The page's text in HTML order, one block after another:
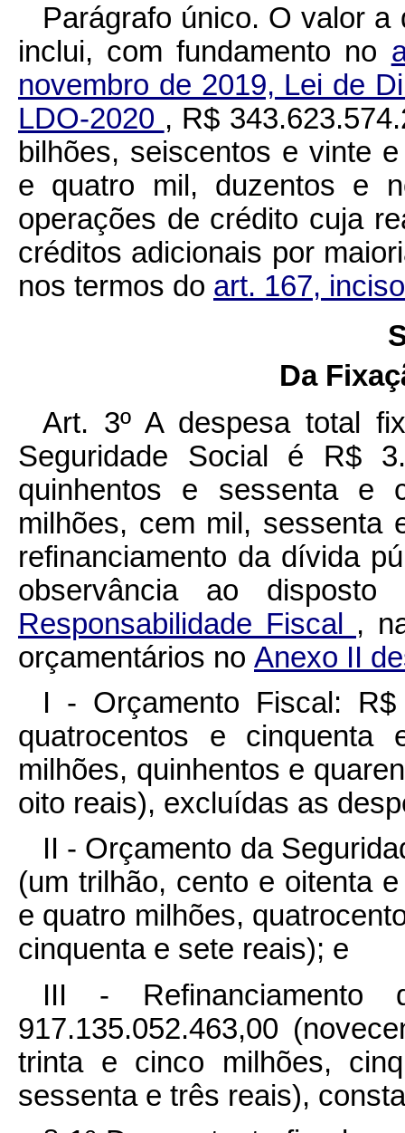
Parágrafo único. O valor
inclui, com fundamento no
novembro de 2019, Lei de
LDO-2020 , R$
bilhões, seiscentos e vinte
e quatro mil, duzentos e
operações de crédito cuja
créditos adicionais por
nos termos do art. 167,
Da
Art. 3º A despesa total
Seguridade Social é R$
quinhentos e sessenta e
milhões, cem mil, sessenta
refinanciamento da dívida
observância ao
Responsabilidade Fiscal ,
orçamentários no Anexo II
I - Orçamento Fiscal: R$
quatrocentos e
milhões, quinhentos e
oito reais), excluídas as
II - Orçamento da
(um trilhão, cento e oitenta
e quatro milhões,
cinquenta e sete reais); e
III - Refinanciamento
917.135.052.463,00
trinta e cinco milhões,
sessenta e três reais),